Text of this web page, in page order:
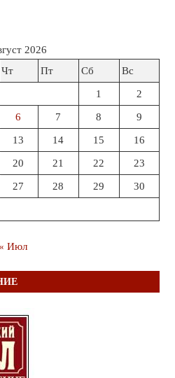
2026
Чт Пт Сб Вс
1 2
6 7 8 9
13 14 15 16
20 21 22 23
27 28 29 30
« Июл